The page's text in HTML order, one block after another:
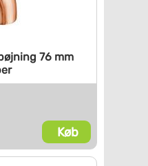
76 mm
Køb